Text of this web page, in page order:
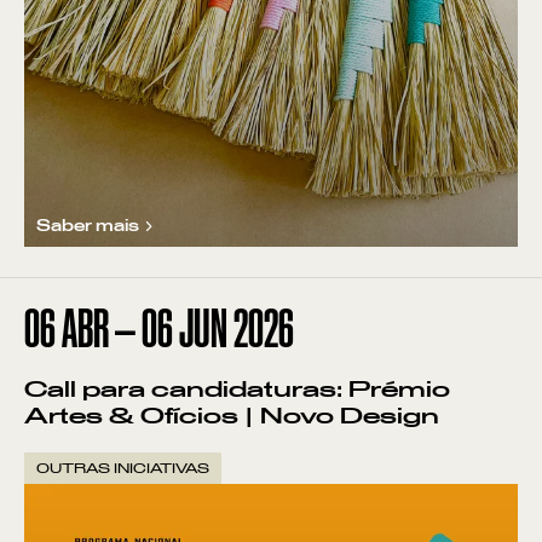
Saber mais
06ABR—06JUN 2026
Call para candidaturas: Prémio
Artes & Ofícios | Novo Design
OUTRAS INICIATIVAS